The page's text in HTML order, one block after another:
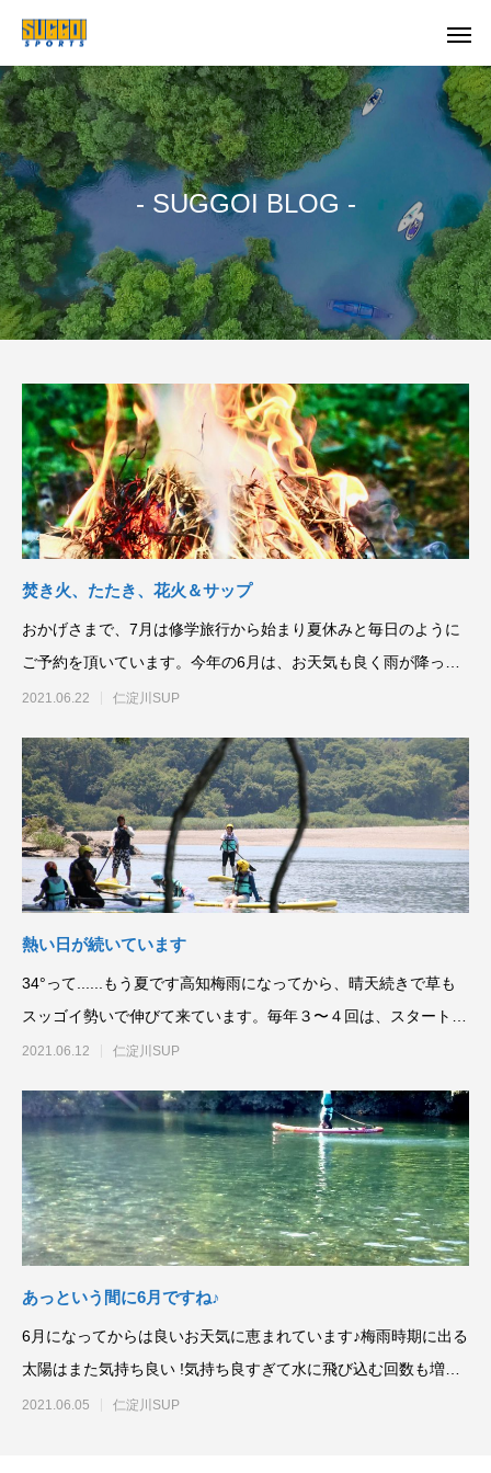
- SUGGOI BLOG -
焚き火、たたき、花火＆サップ
おかげさまで、7月は修学旅行から始まり夏休みと毎日のように
ご予約を頂いています。今年の6月は、お天気も良く雨が降って
もすぐ止むので景
2021.06.22 仁淀川SUP
熱い日が続いています
34°って......もう夏です高知梅雨になってから、晴天続きで草も
スッゴイ勢いで伸びて来ています。毎年３〜４回は、スタートポ
イ
2021.06.12 仁淀川SUP
あっという間に6月ですね♪
6月になってからは良いお天気に恵まれています♪梅雨時期に出る
太陽はまた気持ち良い !気持ち良すぎて水に飛び込む回数も増え
てま
2021.06.05 仁淀川SUP